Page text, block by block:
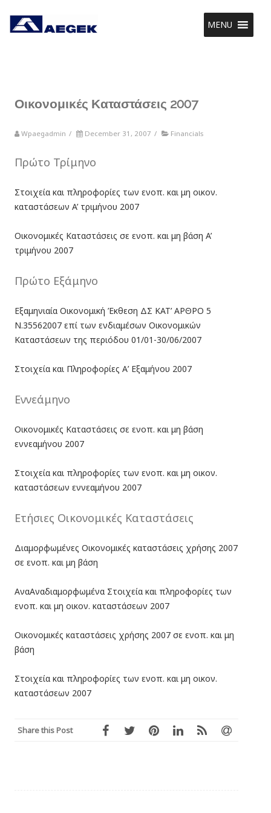
MENU
Οικονομικές Καταστάσεις 2007
Wpaegadmin / December 31, 2007 / Financials
Πρώτο Τρίμηνο
Στοιχεία και πληροφορίες των ενοπ. και μη οικον.
καταστάσεων A’ τριμήνου 2007
Οικονομικές Καταστάσεις σε ενοπ. και μη βάση A’
τριμήνου 2007
Πρώτο Εξάμηνο
Εξαμηνιαία Οικονομική Έκθεση ΔΣ ΚΑΤ’ ΑΡΘΡΟ 5
Ν.35562007 επί των ενδιαμέσων Οικονομικών
Καταστάσεων της περιόδου 01/01-30/06/2007
Στοιχεία και Πληροφορίες Α’ Εξαμήνου 2007
Εννεάμηνο
Οικονομικές Καταστάσεις σε ενοπ. και μη βάση
εννεαμήνου 2007
Στοιχεία και πληροφορίες των ενοπ. και μη οικον.
καταστάσεων εννεαμήνου 2007
Ετήσιες Οικονομικές Καταστάσεις
Διαμορφωμένες Οικονομικές καταστάσεις χρήσης 2007
σε ενοπ. και μη βάση
ΑναΑναδιαμορφωμένα Στοιχεία και πληροφορίες των
ενοπ. και μη οικον. καταστάσεων 2007
Οικονομικές καταστάσεις χρήσης 2007 σε ενοπ. και μη
βάση
Στοιχεία και πληροφορίες των ενοπ. και μη οικον.
καταστάσεων 2007
Share this Post